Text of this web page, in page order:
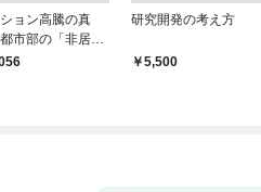
ョン高騰の真
市部の「非居住
街を壊す
研究開発の考え方
￥5,500